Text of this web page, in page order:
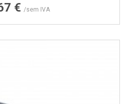
€ /sem IVA